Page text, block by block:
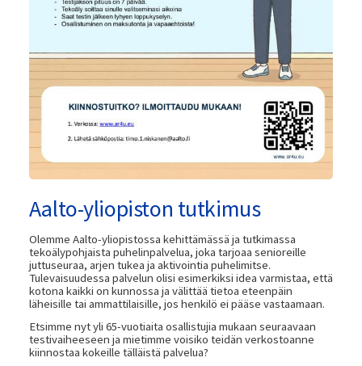
Aalto-yliopiston tutkimus
Olemme Aalto-yliopistossa kehittämässä ja tutkimassa
tekoälypohjaista puhelinpalvelua, joka tarjoaa senioreille
juttuseuraa, arjen tukea ja aktivointia puhelimitse.
Tulevaisuudessa palvelun olisi esimerkiksi idea varmistaa, että
kotona kaikki on kunnossa ja välittää tietoa eteenpäin
läheisille tai ammattilaisille, jos henkilö ei pääse vastaamaan.
Etsimme nyt yli 65-vuotiaita osallistujia mukaan seuraavaan
testivaiheeseen ja mietimme voisiko teidän verkostoanne
kiinnostaa kokeille tälläistä palvelua?